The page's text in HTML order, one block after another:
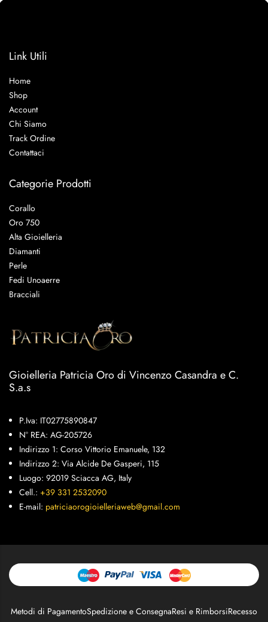
Gioielleria Patricia Oro di Vincenzo Casandra e C.
S.a.s
P.Iva: IT02775890847
N° REA: AG-205726
Indirizzo 1: Corso Vittorio Emanuele, 132
Indirizzo 2: Via Alcide De Gasperi, 115
Luogo: 92019 Sciacca AG, Italy
Cell.: +39 331 2532090
E-mail: patriciaorogioielleriaweb@gmail.com
Categorie Prodotti
Corallo
Oro 750
Alta Gioielleria
Diamanti
Perle
Fedi Unoaerre
Bracciali
Link Utili
Home
Shop
Account
Chi Siamo
Track Ordine
Contattaci
Metodi di PagamentoSpedizione e ConsegnaResi e RimborsiRecesso